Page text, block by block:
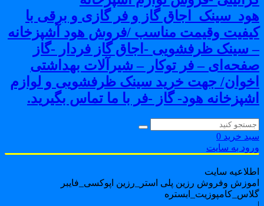
گاز و فر گازی و برقی با
وقیمت مناسب /فروش هود آشپزخانه
سینک ظرفشویی -اجاق گاز فردار -گاز
– فر توکار – شیرآلات بهداشتی
جهت خرید سینک ظرفشویی و لوازم
هود- گاز -فر با ما تماس بگیرید.
خرید 0
به سایت
سایت
وفروش رزین پلی استر_رزین اپوکسی_فایبر